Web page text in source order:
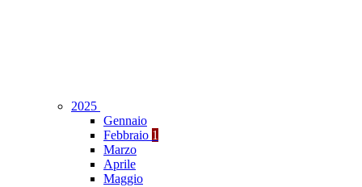
2025
Gennaio
Febbraio 1
Marzo
Aprile
Maggio